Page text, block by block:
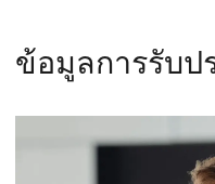
ข้อมูลการรับป